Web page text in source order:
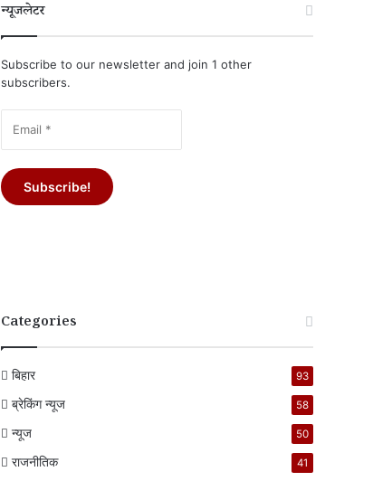
न्यूजलेटर
Subscribe to our newsletter and join 1 other
subscribers.
Categories
बिहार 93
ब्रेकिंग न्यूज 58
न्यूज 50
राजनीतिक 41